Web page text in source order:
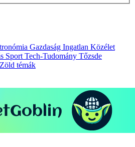
Gazdaság Ingatlan Közélet
Sport Tech-Tudomány Tőzsde
Zöld témák